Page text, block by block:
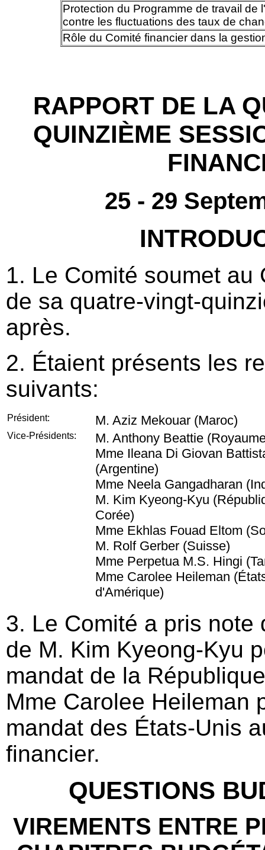
Protection du Programme de travail de
contre les fluctuations des taux de
Rôle du Comité financier dans la
RAPPORT DE LA
QUINZIÈME
25 - 29
1. Le Comité soumet au
de sa quatre-vingt-
après.
2. Étaient présents les
suivants:
Président: M. Aziz Mekouar (Maroc)
Vice-Présidents:
M. Anthony Beattie
Mme Ileana Di Giovan
(Argentine)
Mme Neela Gangadharan
M. Kim Kyeong-Kyu
Corée)
Mme Ekhlas Fouad Eltom
M. Rolf Gerber (Suisse)
Mme Perpetua M.S. Hingi
Mme Carolee Heileman
d'Amérique)
3. Le Comité a pris note
de M. Kim Kyeong-Kyu
mandat de la
Mme Carolee Heileman
mandat des États-Unis
financier.
QUESTIONS
VIREMENTS ENTRE